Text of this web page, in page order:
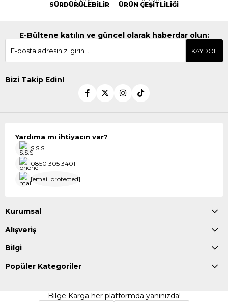
SÜRDÜRÜLEBİLİR ÜRÜN ÇEŞİTLİLİĞİ
E-Bültene katılın ve güncel olarak haberdar olun:
KAYDOL
Bizi Takip Edin!
Yardıma mı ihtiyacın var?
S.S.S.
0850 305 3401
[email protected]
Kurumsal
Alışveriş
Bilgi
Popüler Kategoriler
Bilge Karga her platformda yanınızda!